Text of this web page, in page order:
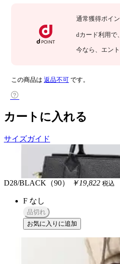
通常獲得ポイン
dカード利用で、
今なら 、エン
この商品は 返品不可 です。
カートに入れる
サイズガイド
D28/BLACK（90） ￥19,822 税込
F なし
品切れ
お気に入りに追加